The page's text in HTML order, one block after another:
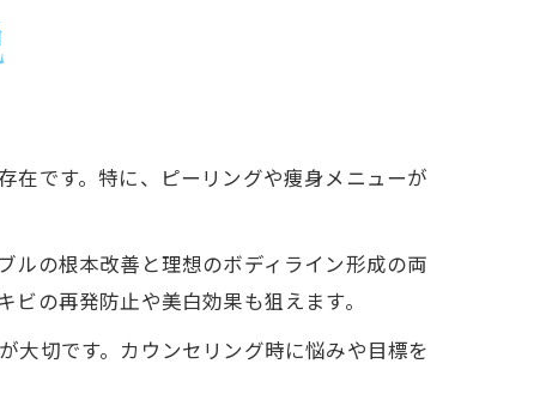
在です。特に、ピーリングや痩身メニューが
ルの根本改善と理想のボディライン形成の両
の再発防止や美白効果も狙えます。
大切です。カウンセリング時に悩みや目標を